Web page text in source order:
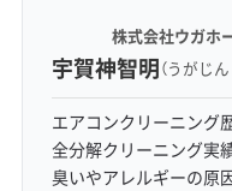
株式会社ウガホ
宇賀神智明（うがじ
エアコンクリーニング
全分解クリーニング実
臭いやアレルギーの原